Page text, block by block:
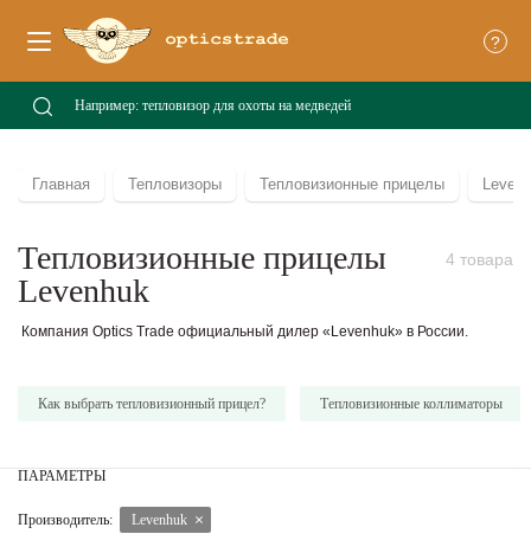
?
Главная Тепловизоры Тепловизионные прицелы
Тепловизионные прицелы
Levenhuk
4 товара
Компания Optics Trade официальный дилер «Levenhuk» в России.
Как выбрать тепловизионный прицел? Тепловизионные коллиматоры
ПАРАМЕТРЫ
Производитель: Levenhuk